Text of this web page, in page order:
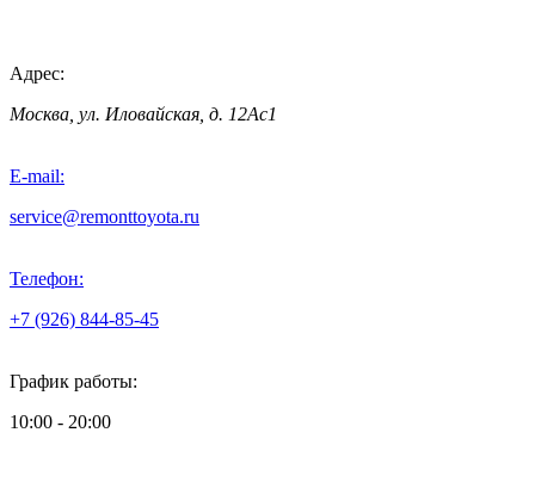
Адрес:
Москва, ул. Иловайская, д. 12Ас1
E-mail:
service@remonttoyota.ru
Телефон:
+7 (926) 844-85-45
График работы:
10:00 - 20:00